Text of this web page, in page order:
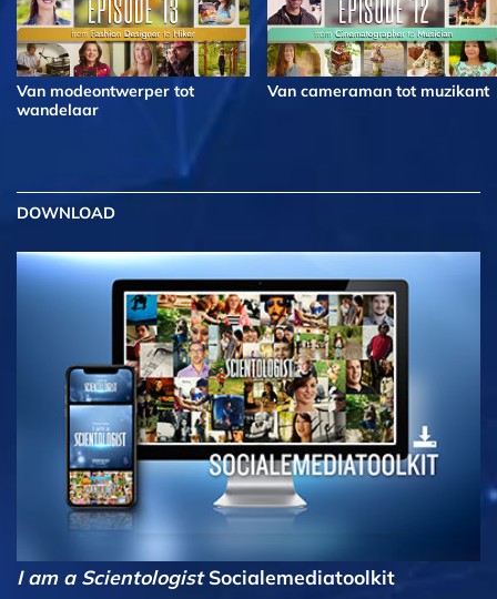
Van modeontwerper tot
wandelaar
Van cameraman tot muzikant
DOWNLOAD
I am a ScientologistSocialemediatoolkit